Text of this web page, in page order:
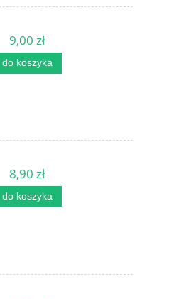
9,00 zł
do koszyka
8,90 zł
do koszyka